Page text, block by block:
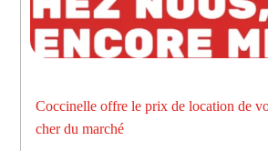
Coccinelle offre le prix de location de
cher du marché